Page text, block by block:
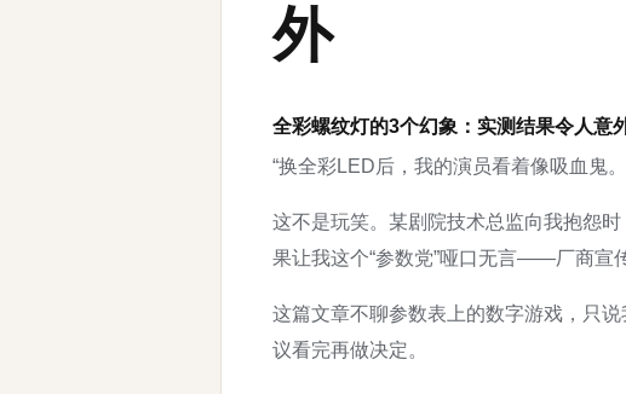
外
全彩螺纹灯的3个幻象：实测结果令人意
“换全彩LED后，我的演员看着像吸血鬼。
这不是玩笑。某剧院技术总监向我抱怨
果让我这个“参数党”哑口无言——厂商宣
这篇文章不聊参数表上的数字游戏，只
议看完再做决定。